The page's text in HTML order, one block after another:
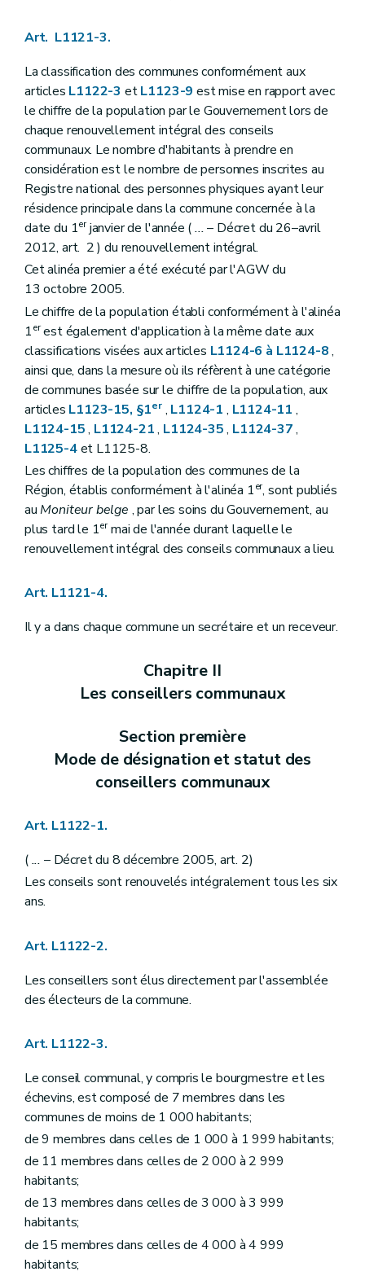
Art. L1125-8
Art. L1125-10
Art. L1125-11
Art. L1125-12
Chapitre VI Le serment
Art. L1126-1
Art. L1126-2
Art. L1126-3
Art. L1126-4
Art. L1126-5
Titre III Actes des autorités communales
Chapitre premier
Disposition générale
Art. L1131-1
Chapitre II Rédaction des actes
Art. L1132-1
Art. L1132-2
Art. L1132-3
Art. L1132-4
Art. L1132-5
Chapitre III Publication des actes
Art. L1133-1
Art. L1133-2
Art. L1133-3
Titre IV Consultation populaire
Chapitre unique
Art. L1141-1
Art. L1141-2
Art. L1141-3
Art. L1141-4
Art. L1141-5
Art. L1141-6
Art. L1141-7
Art. L1141-8
Art. L1142-11
Art. L1141-13
Chapitre premier Dispositions générales
Art. L1211-1
Chapitre II Statut administratif et pécuniaire
Art. L1212-2
Art. L1212-3
Chapitre III Nomination
Art. L1213-1
Chapitre V
Art. L1215-2
Art. L1215-3
Art. L1215-4
Art. L1215-8
Art. L1215-10
Art. L1215-11
Art. L1215-14
Art. L1215-16
Art. L1215-17
Art. L1215-18
Art. L1215-19
Art. L1215-20
Art. L1215-21
Art. L1215-22
Art. L1215-24
Art. L1215-27
Art. L1121-3.
La classification des communes conformément aux
articles L1122-3 etL1123-9 est mise en rapport avec
le chiffre de la population par le Gouvernement lors de
chaque renouvellement intégral des conseils
communaux. Le nombre d'habitants à prendre en
considération est le nombre de personnes inscrites au
Registre national des personnes physiques ayant leur
résidence principale dans la commune concernée à la
date du 1erjanvier de l'année (...– Décret du 26–avril
2012, art. 2 ) du renouvellement intégral.
Cet alinéa premier a été exécuté par l'AGW du
13 octobre 2005.
Le chiffre de la population établi conformément à l'alinéa
1erest également d'application à la même date aux
classifications visées aux articles L1124-6 à L1124-8,
ainsi que, dans la mesure où ils réfèrent à une catégorie
de communes basée sur le chiffre de la population, aux
articles L1123-15, §1er, L1124-1 , L1124-11 ,
L1124-15, L1124-21, L1124-35, L1124-37,
L1125-4et L1125-8.
Les chiffres de la population des communes de la
Région, établis conformément à l'alinéa 1er, sont publiés
auMoniteur belge , par les soins du Gouvernement, au
plus tard le 1ermai de l'année durant laquelle le
renouvellement intégral des conseils communaux a lieu.
Art. L1121-4.
Il y a dans chaque commune un secrétaire et un receveur.
Chapitre II
Les conseillers communaux
Section première
Mode de désignation et statut des
conseillers communaux
Art. L1122-1.
(... – Décret du 8 décembre 2005, art. 2)
Les conseils sont renouvelés intégralement tous les six
ans.
Art. L1122-2.
Les conseillers sont élus directement par l'assemblée
des électeurs de la commune.
Art. L1122-3.
Le conseil communal, y compris le bourgmestre et les
échevins, est composé de 7 membres dans les
communes de moins de 1 000 habitants;
de 9 membres dans celles de 1 000 à 1 999 habitants;
de 11 membres dans celles de 2 000 à 2 999
habitants;
de 13 membres dans celles de 3 000 à 3 999
habitants;
de 15 membres dans celles de 4 000 à 4 999
habitants;